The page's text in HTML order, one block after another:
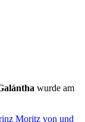
wurde am
Moritz von und